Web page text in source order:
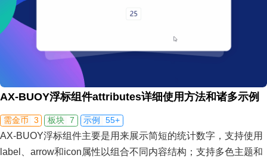
AX-BUOY浮标组件attributes详细使用方法和诸多示例
需金币 3 板块 7 示例 55+
AX-BUOY浮标组件主要是用来展示简短的统计数字，支持使用
label、arrow和icon属性以组合不同内容结构；支持多色主题和